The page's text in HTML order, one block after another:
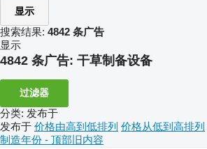
显示
搜索结果: 4842 条广告
显示
4842 条广告: 干草制备设备
过滤器
分类: 发布于
发布于 价格由高到低排列 价格从低到高排列
制造年份 - 顶部旧内容